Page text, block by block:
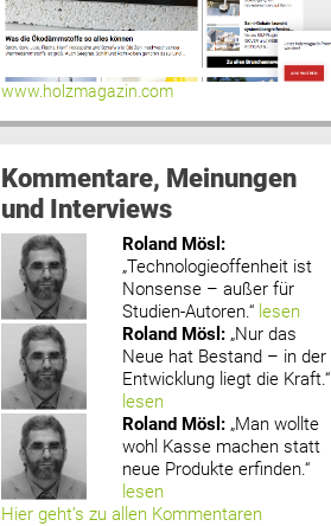
www.holzmagazin.com
Kommentare, Meinungen
und Interviews
Roland Mösl :
„Technologieoffenheit ist
Nonsense – außer für
Studien-Autoren.“ lesen
Roland Mösl : „Nur das
Neue hat Bestand – in der
Entwicklung liegt die Kraft.“
lesen
Roland Mösl : „Man wollte
wohl Kasse machen statt
neue Produkte erfinden.“
lesen
Hier geht’s zu allen Kommentaren